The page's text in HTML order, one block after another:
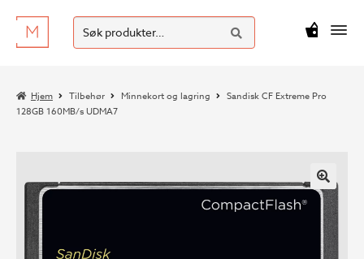
Hopp
til
Hopp
til
Søk
etter:
SØK
kr0
Hjem Tilbehør Minnekort og lagring
Sandisk CF Extreme Pro
128GB 160MB/s UDMA7